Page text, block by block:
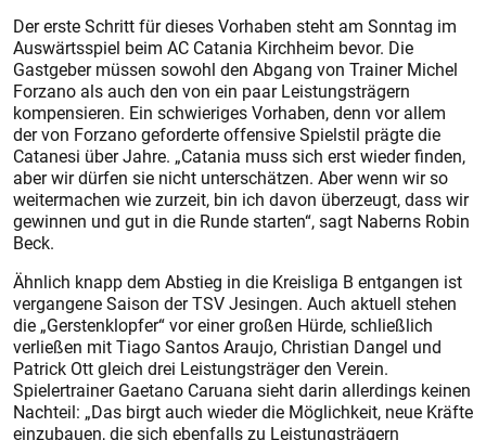
Der erste Schritt für dieses Vorhaben steht am Sonntag im
Auswärtsspiel beim AC Catania Kirchheim bevor. Die
Gastgeber müssen sowohl den Abgang von Trainer Michel
Forzano als auch den von ein paar Leistungsträgern
kompensieren. Ein schwieriges Vorhaben, denn vor allem
der von Forzano geforderte offensive Spielstil prägte die
Catanesi über Jahre. „Catania muss sich erst wieder finden,
aber wir dürfen sie nicht unterschätzen. Aber wenn wir so
weitermachen wie zurzeit, bin ich davon überzeugt, dass wir
gewinnen und gut in die Runde starten“, sagt Naberns Robin
Beck.
Ähnlich knapp dem Abstieg in die Kreisliga B entgangen ist
vergangene Saison der TSV Jesingen. Auch aktuell stehen
die „Gerstenklopfer“ vor einer großen Hürde, schließlich
verließen mit Tiago Santos Araujo, Christian Dangel und
Patrick Ott gleich drei Leistungsträger den Verein.
Spielertrainer Gaetano Caruana sieht darin allerdings keinen
Nachteil: „Das birgt auch wieder die Möglichkeit, neue Kräfte
einzubauen, die sich ebenfalls zu Leistungsträgern